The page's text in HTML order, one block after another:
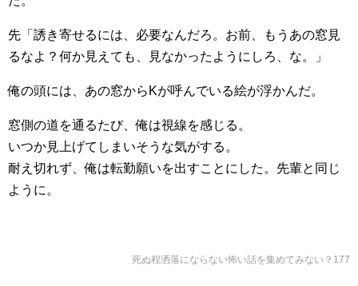
先「誘き寄せるには、必要なんだろ。お前、もうあの窓見
るなよ？何か見えても、見なかったようにしろ、な。」
俺の頭には、あの窓からKが呼んでいる絵が浮かんだ。
窓側の道を通るたび、俺は視線を感じる。
いつか見上げてしまいそうな気がする。
耐え切れず、俺は転勤願いを出すことにした。先輩と同じ
ように。
死ぬ程洒落にならない怖い話を集めてみない？177